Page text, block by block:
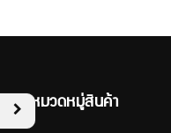
หมวดหมู่สินค้า